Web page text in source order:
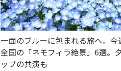
一面のブルーに包まれる旅へ。
全国の「ネモフィラ絶景」6選。
ップの共演も